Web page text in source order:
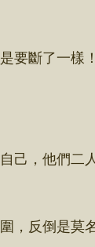
要斷了一樣！
，他們二
反倒是莫名